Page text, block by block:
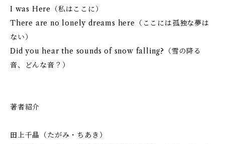
I was Here（私はここに）
There are no lonely dreams here（ここには孤独な夢は
ない）
Did you hear the sounds of snow falling?（雪の降る
音、どんな音？）
著者紹介
田上千晶（たがみ・ちあき）